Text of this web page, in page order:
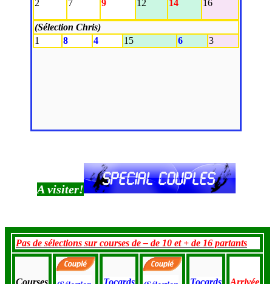
2 7 9 12 14 16
(Sélection Chris)
1
8 4 15 6 3
A visiter!
Pas de sélections sur courses de – de 10 et + de 16 partants
Courses Tocards Tocards Arrivée